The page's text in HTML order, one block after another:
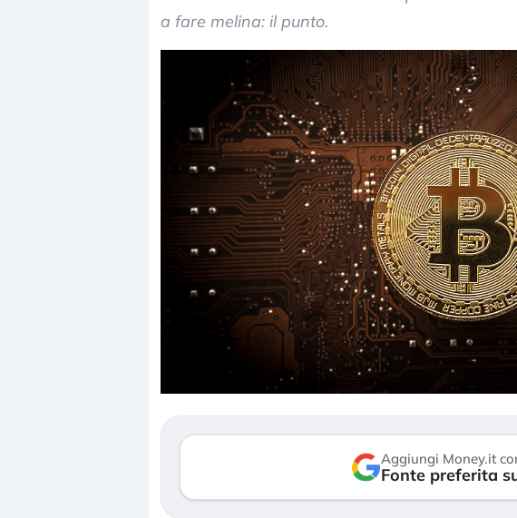
a fare melina: il punto.
Aggiungi Money.it
Fonte preferita
correzione. Cosa sta guidando il
repricing degli asset?
Gli investitori stanno finalmente
mostrando segni di stanchezza
«La mia vita è rovinata».
in preda al panico dopo lo
della bolla AI
30 luglio 2026